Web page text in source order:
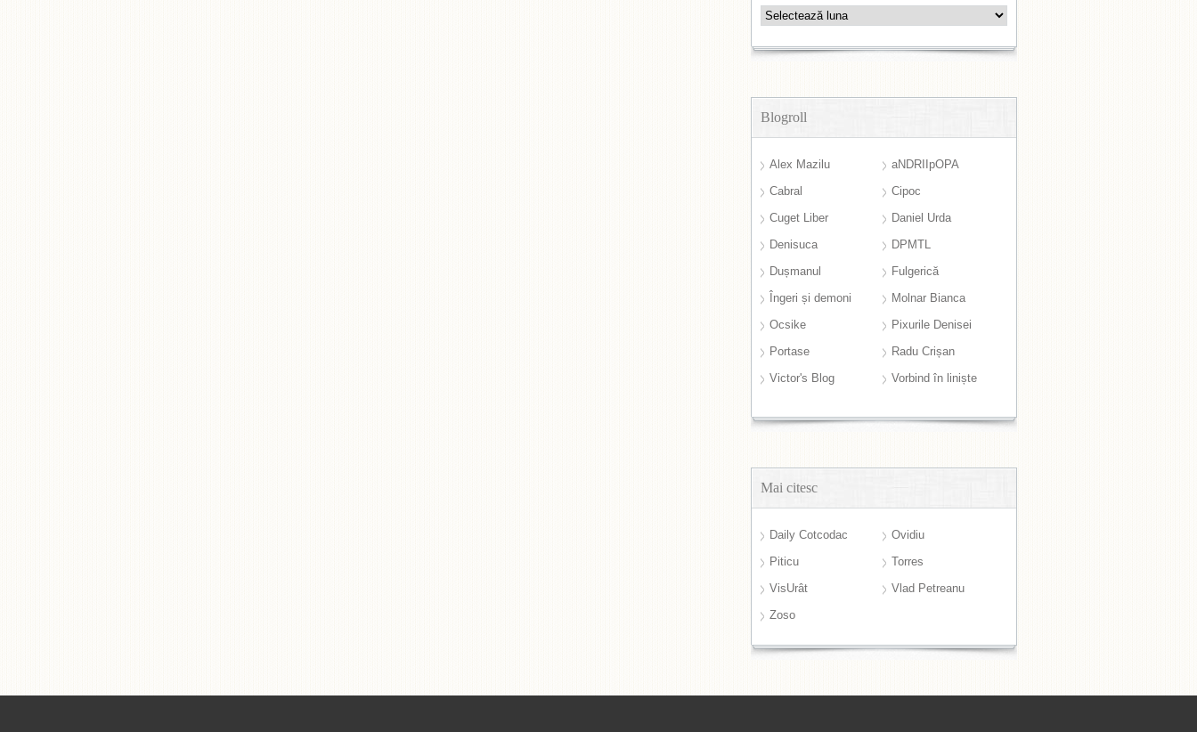
Arhive
Blogroll
Alex Mazilu
aNDRIIpOPA
Cabral
Cipoc
Cuget Liber
Daniel Urda
Denisuca
DPMTL
Dușmanul
Fulgerică
Îngeri și demoni
Molnar Bianca
Ocsike
Pixurile Denisei
Portase
Radu Crișan
Victor's Blog
Vorbind în liniște
Mai citesc
Daily Cotcodac
Ovidiu
Piticu
Torres
VisUrât
Vlad Petreanu
Zoso